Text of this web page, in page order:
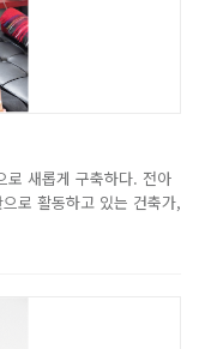
로 새롭게 구축하다. 전아
로 활동하고 있는 건축가,
. 성균관대학교 건축학과